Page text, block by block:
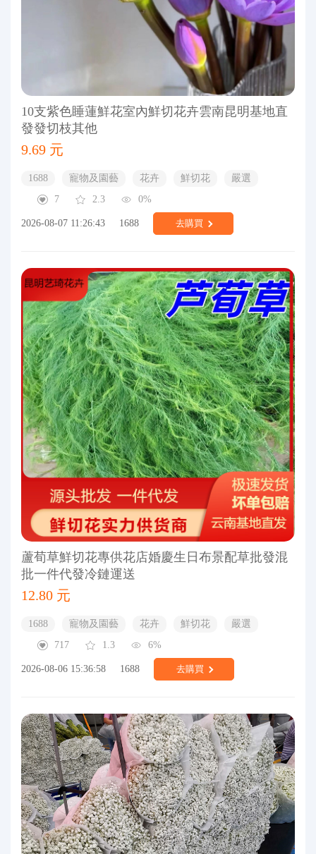
10支紫色睡蓮鮮花室內鮮切花卉雲南昆明基地直
發發切枝其他
9.69 元
1688 寵物及園藝 花卉 鮮切花
嚴選
7
2.3 0%
2026-08-07 11:26:43 1688 去購買
蘆荀草鮮切花專供花店婚慶生日布景配草批發混
批一件代發冷鏈運送
12.80 元
1688 寵物及園藝 花卉 鮮切花
嚴選
717
1.3 6%
2026-08-06 15:36:58 1688 去購買